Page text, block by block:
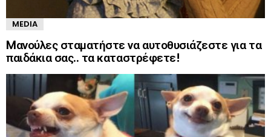
MEDIA
Mανούλες σταματήστε να αυτοθυσιάζεστε για τα
παιδάκια σας.. τα καταστρέφετε!